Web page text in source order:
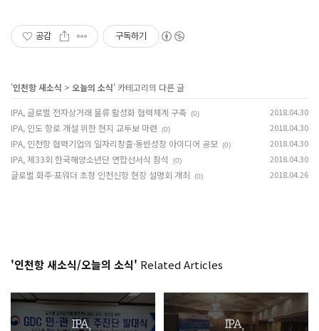
공감 구독하기
'인천항 새소식 > 오늘의 소식' 카테고리의 다른 글
IPA, 글로벌 전자상거래 물류 활성화 협력체계 구축 (0) 2018.04.30
IPA, 인도 항로 개설 위한 현지 교두보 마련 (0) 2018.04.30
IPA, 인천항 협력기업의 일자리창출·동반성장 아이디어 공모 (0) 2018.04.30
IPA, 제33회 한국해양소년단 연합선서식 참석 (0) 2018.04.30
글로벌 화주·포워더 초청 인천신항 현장 설명회 개최 (0) 2018.04.26
'인천항 새소식/오늘의 소식' Related Articles